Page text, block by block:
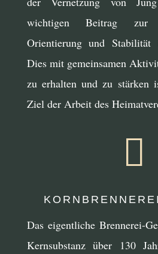
wichtigen Beitrag zur
Orientierung und Stabilität
Dies mit gemeinsamen
zu erhalten und zu stärken
Ziel der Arbeit des

Das eigentliche Brennerei-
Kernsubstanz über 130